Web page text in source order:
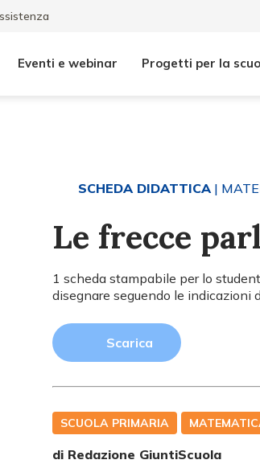
Eventi e webinar Progetti per la
SCHEDA DIDATTICA|
Le frecce
1 scheda stampabile per lo
disegnare seguendo le indicazioni
Scarica
SCUOLA PRIMARIA
di Redazione GiuntiScuola